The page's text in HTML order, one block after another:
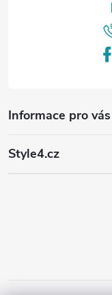
Informace pro vás
Style4.cz